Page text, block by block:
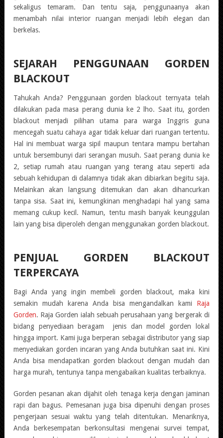
sekaligus temaram. Dan tentu saja, penggunaanya akan
menambah nilai interior ruangan menjadi lebih elegan dan
berkelas.
SEJARAH PENGGUNAAN GORDEN
BLACKOUT
Tahukah Anda? Penggunaan gorden blackout ternyata telah
dilakukan pada masa perang dunia ke 2 lho. Saat itu, gorden
blackout menjadi pilihan utama para warga Inggris guna
mencegah suatu cahaya agar tidak keluar dari ruangan tertentu.
Hal ini membuat warga sipil maupun tentara mampu bertahan
untuk bersembunyi dari serangan musuh. Saat perang dunia ke
2, setiap rumah atau ruangan yang terang atau seperti ada
sebuah kehidupan di dalamnya tidak akan dibiarkan begitu saja.
Melainkan akan langsung ditemukan dan akan dihancurkan
tanpa sisa. Saat ini, kemungkinan menghadapi hal yang sama
memang cukup kecil. Namun, tentu masih banyak keunggulan
lain yang bisa diperoleh dengan menggunakan gorden blackout.
PENJUAL GORDEN BLACKOUT
TERPERCAYA
Bagi Anda yang ingin membeli gorden blackout, maka kini
semakin mudah karena Anda bisa mengandalkan kami Raja
Gorden. Raja Gorden ialah sebuah perusahaan yang bergerak di
bidang penyediaan beragam jenis dan model gorden lokal
hingga import. Kami juga berperan sebagai distributor yang siap
menyediakan gorden incaran yang Anda butuhkan saat ini. Kini
Anda bisa mendapatkan gorden blackout dengan mudah dan
harga murah, tentunya tanpa mengabaikan kualitas terbaiknya.
Gorden pesanan akan dijahit oleh tenaga kerja dengan jaminan
rapi dan bagus. Pemesanan juga bisa dipenuhi dengan proses
pengerjaan sesuai waktu yang telah ditentukan. Menariknya,
Anda berkesempatan berkonsultasi mengenai survei tempat,